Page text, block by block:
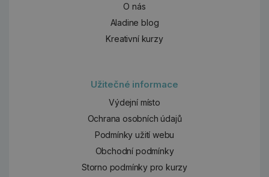
O nás
Aladine blog
Kreativní kurzy
Užitečné informace
Výdejní místo
Ochrana osobních údajů
Podmínky užití webu
Obchodní podmínky
Storno podmínky pro kurzy